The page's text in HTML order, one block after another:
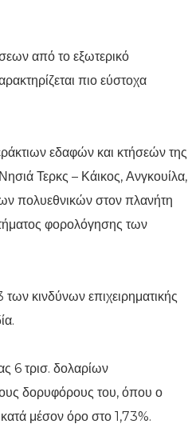
από το εξωτερικό
πιο εύστοχα
εδαφών και κτήσεών της
Τερκς – Κάικος, Ανγκουίλα,
πολυεθνικών στον πλανήτη
φορολόγησης των
κινδύνων επιχειρηματικής
6 τρισ. δολαρίων
δορυφόρους του, όπου ο
μέσον όρο στο 1,73%.